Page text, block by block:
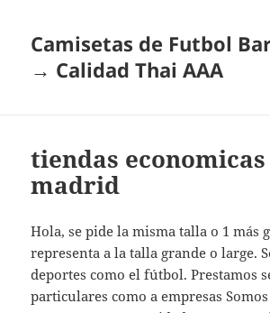
Camisetas de Futbol
→ Calidad Thai AAA
tiendas
madrid
Hola, se pide la misma talla o 1 más
representa a la talla grande o large.
deportes como el fútbol. Prestamos
particulares como a empresas